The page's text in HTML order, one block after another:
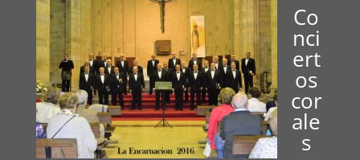
Co
nci
ert
os
cor
ale
s